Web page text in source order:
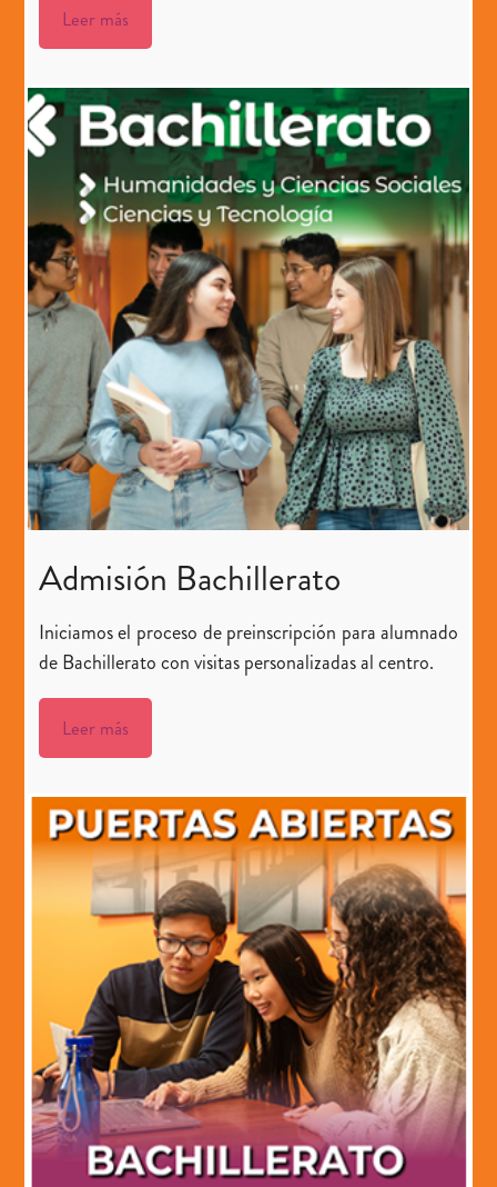
Leer más
Admisión Bachillerato
Iniciamos el proceso de preinscripción para alumnado
de Bachillerato con visitas personalizadas al centro.
Leer más